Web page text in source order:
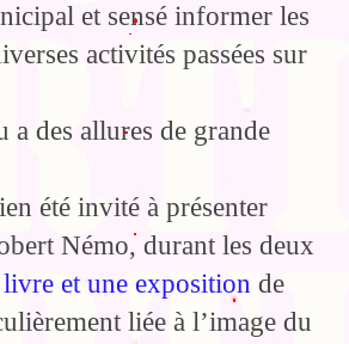
et sensé informer les
activités passées sur
a des allures de grande
été invité à présenter
Némo, durant les deux
et une exposition de
liée à l’image du